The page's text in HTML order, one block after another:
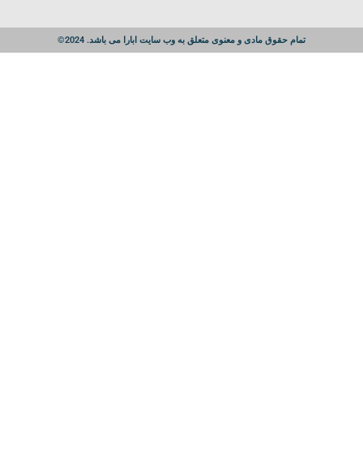
تمام حقوق مادی و معنوی متعلق به وب سایت ابارا می باشد. 2024©